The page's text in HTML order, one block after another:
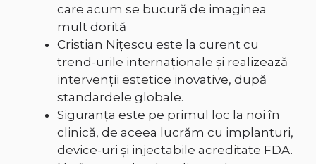
care acum se bucură de imaginea
mult dorită
Cristian Nițescu este la curent cu
trend-urile internaționale și realizează
intervenții estetice inovative, după
standardele globale.
Siguranța este pe primul loc la noi în
clinică, de aceea lucrăm cu implanturi,
device-uri și injectabile acreditate FDA.